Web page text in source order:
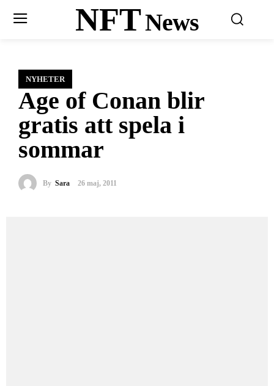
NFTNews
NYHETER
Age of Conan blir
gratis att spela i
sommar
By Sara 26 maj, 2011